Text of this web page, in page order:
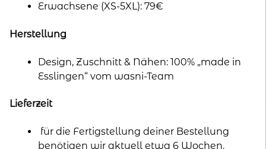
Erwachsene (XS-5XL): 79€
Herstellung
Design, Zuschnitt & Nähen: 100% „made in
Esslingen“ vom wasni-Team
Lieferzeit
für die Fertigstellung deiner Bestellung
benötigen wir aktuell etwa 6 Wochen.